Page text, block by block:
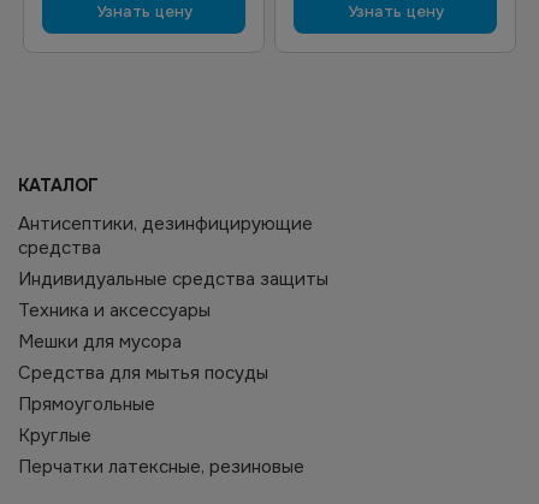
Узнать цену Узнать цену
КАТАЛОГ
Антисептики, дезинфицирующие
средства
Индивидуальные средства защиты
Техника и аксессуары
Мешки для мусора
Средства для мытья посуды
Прямоугольные
Круглые
Перчатки латексные, резиновые